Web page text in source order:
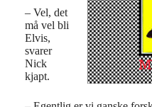
– Vel, det
må vel bli
Elvis,
svarer
Nick
kjapt.